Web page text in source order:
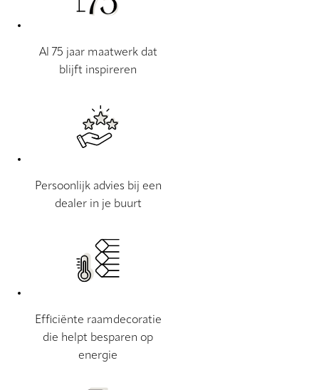
Al 75 jaar maatwerk dat
blijft inspireren
Persoonlijk advies bij een
dealer in je buurt
Efficiënte raamdecoratie
die helpt besparen op
energie